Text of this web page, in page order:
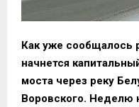
Как уже сообщалось
начнется
моста через реку
Воровского. Неделю